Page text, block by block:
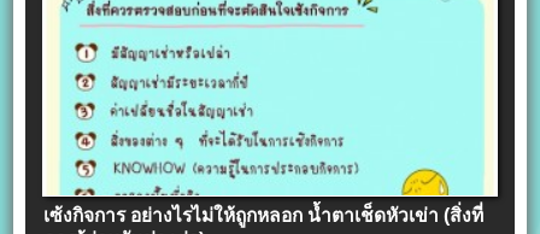
เซ้งกิจการ อย่างไรไม่ให้ถูกหลอก น้ำตาเช็ดหัวเข่า (สิ่งที่